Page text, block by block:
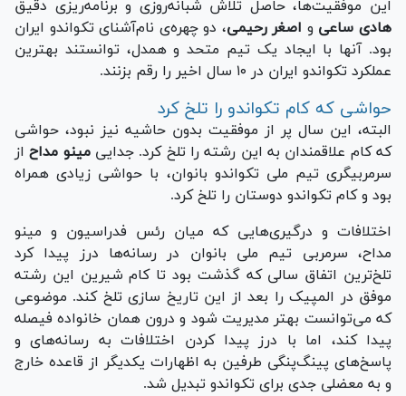
این موفقیت‌ها، حاصل تلاش شبانه‌روزی و برنامه‌ریزی دقیق
هادی ساعی و اصغر رحیمی، دو چهره‌ی نام‌آشنای تکواندو ایران
بود. آنها با ایجاد یک تیم متحد و همدل، توانستند بهترین
عملکرد تکواندو ایران در ۱۰ سال اخیر را رقم بزنند.
حواشی که کام تکواندو را تلخ کرد
البته، این سال پر از موفقیت بدون حاشیه نیز نبود، حواشی
که کام علاقمندان به این رشته را تلخ کرد. جداییمینو مداحاز
سرمربیگری تیم ملی تکواندو بانوان، با حواشی زیادی همراه
بود و کام تکواندو دوستان را تلخ کرد.
اختلافات و درگیری‌هایی که میان رئس فدراسیون و مینو
مداح، سرمربی تیم ملی بانوان در رسانه‌ها درز پیدا کرد
تلخ‌ترین اتفاق سالی که گذشت بود تا کام شیرین این رشته
موفق در المپیک را بعد از این تاریخ سازی تلخ کند. موضوعی
که می‌توانست بهتر مدیریت شود و درون همان خانواده فیصله
پیدا کند، اما با درز پیدا کردن اختلافات به رسانه‌های و
پاسخ‌های پینگ‌پنگی طرفین به اظهارات یکدیگر از قاعده خارج
و به معضلی جدی برای تکواندو تبدیل شد.